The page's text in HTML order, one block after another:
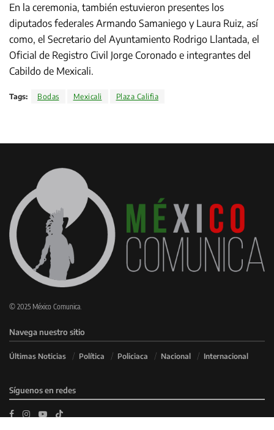
En la ceremonia, también estuvieron presentes los
diputados federales Armando Samaniego y Laura Ruiz, así
como, el Secretario del Ayuntamiento Rodrigo Llantada, el
Oficial de Registro Civil Jorge Coronado e integrantes del
Cabildo de Mexicali.
Tags: Bodas Mexicali Plaza Califia
© 2025 México Comunica.
Navega nuestro sitio
Últimas Noticias Política Policiaca Nacional Internacional
Síguenos en redes